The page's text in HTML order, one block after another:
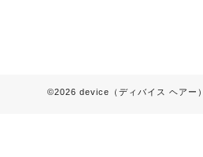
©2026 device（ディバイス ヘアー）